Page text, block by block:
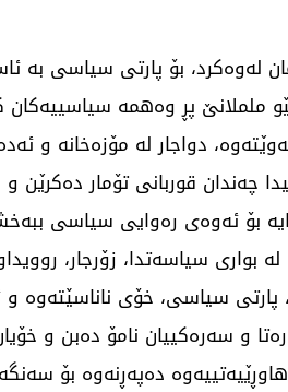
لەوەکرد، بۆ پارتی سیاسی بە
ململانێ پڕ وەهمە سیاسییەکان
دواجار لە مۆزەخانە و
چەندان قوربانی تۆمار دەکرێن
بۆ ئەوەی رەوایی سیاسی
بواری سیاسەتدا، زۆرجار،
سیاسی، خۆی ناناسێتەوە و
و سەرەکییان نامۆ دەبن و
دەپەڕنەوە بۆ